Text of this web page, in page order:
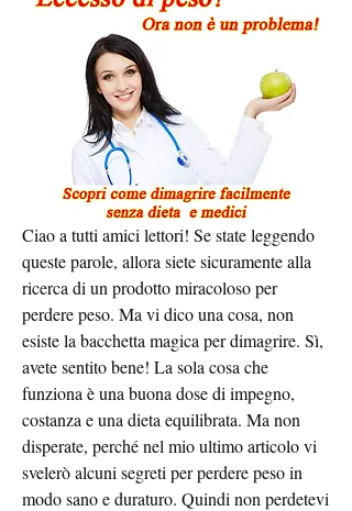
Ciao a tutti amici lettori! Se state leggendo
queste parole, allora siete sicuramente alla
ricerca di un prodotto miracoloso per
perdere peso. Ma vi dico una cosa, non
esiste la bacchetta magica per dimagrire. Sì,
avete sentito bene! La sola cosa che
funziona è una buona dose di impegno,
costanza e una dieta equilibrata. Ma non
disperate, perché nel mio ultimo articolo vi
svelerò alcuni segreti per perdere peso in
modo sano e duraturo. Quindi non perdetevi